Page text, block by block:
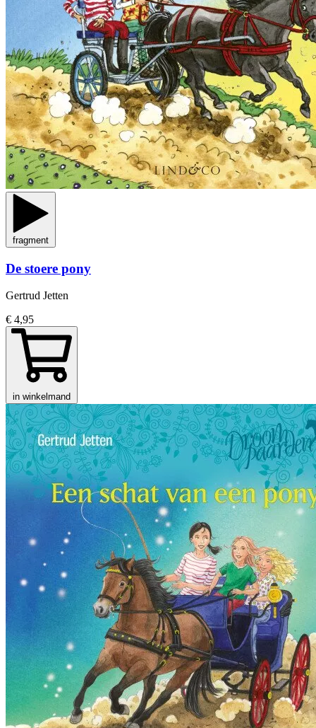
fragment
De stoere pony
Gertrud Jetten
€ 4,95
in winkelmand